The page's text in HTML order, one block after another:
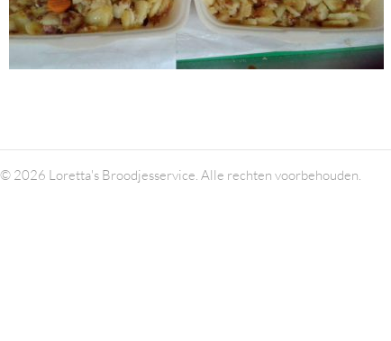
© 2026 Loretta's Broodjesservice. Alle rechten voorbehouden.